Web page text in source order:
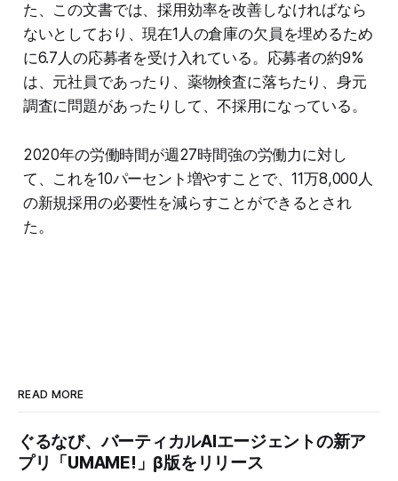
た、この文書では、採用効率を改善しなければなら
ないとしており、現在1人の倉庫の欠員を埋めるため
に6.7人の応募者を受け入れている。応募者の約9%
は、元社員であったり、薬物検査に落ちたり、身元
調査に問題があったりして、不採用になっている。
2020年の労働時間が週27時間強の労働力に対し
て、これを10パーセント増やすことで、11万8,000人
の新規採用の必要性を減らすことができるとされ
た。
READ MORE
ぐるなび、バーティカルAIエージェントの新ア
プリ「UMAME!」β版をリリース